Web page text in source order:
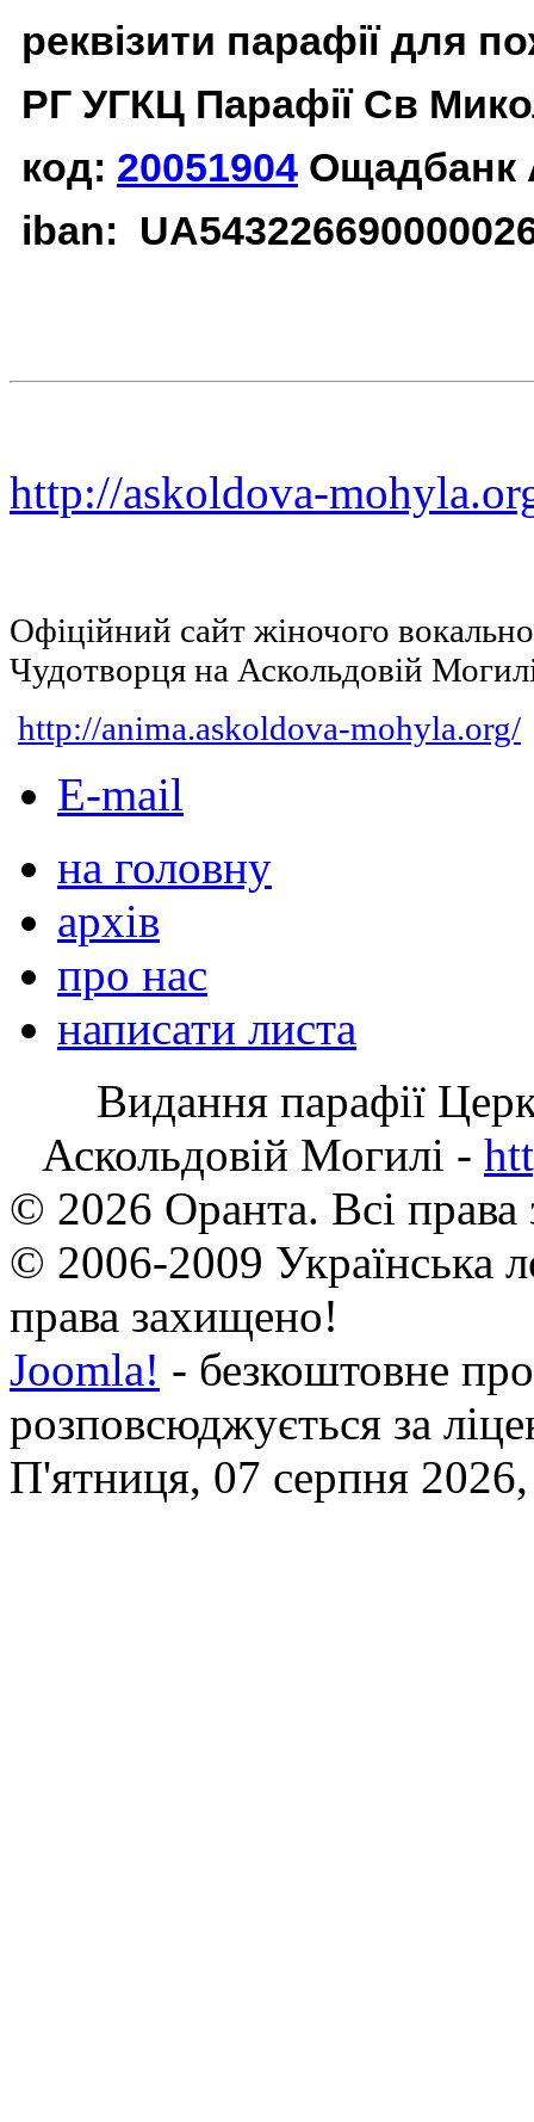
реквізити парафії для
РГ УГКЦ Парафії Св
код: 20051904 Ощадбанк
iban:
http://askoldova-
Офіційний сайт жіночого
Чудотворця на Аскольдовій
http://anima.askoldova-mohyla.org/
E-mail
на головну
архів
про нас
написати листа
Видання парафії
Аскольдовій Могилі -
© 2026 Оранта. Всі
© 2006-2009 Українська
права захищено!
Joomla! - безкоштовне
розповсюджується за
П'ятниця, 07 серпня